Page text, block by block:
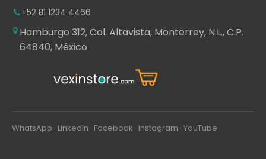
+52 81 1234 4466
Hamburgo 312, Col. Altavista, Monterrey, N.L., C.P.
64840, México
WhatsApp · LinkedIn · Facebook · Instagram · YouTube